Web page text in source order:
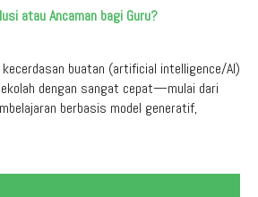
atau Ancaman bagi Guru?
buatan (artificial intelligence/AI)
dengan sangat cepat—mulai dari
berbasis model generatif,